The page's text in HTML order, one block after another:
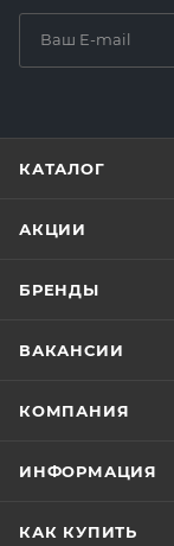
КАТАЛОГ
АКЦИИ
БРЕНДЫ
ВАКАНСИИ
КОМПАНИЯ
ИНФОРМАЦИЯ
КАК КУПИТЬ